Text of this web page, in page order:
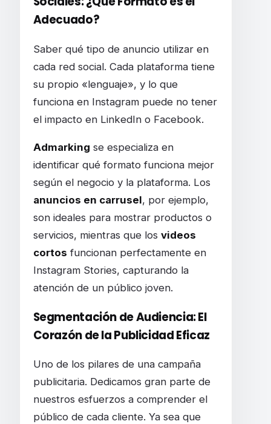
Adecuado?
Saber qué tipo de anuncio utilizar en
cada red social. Cada plataforma tiene
su propio «lenguaje», y lo que
funciona en Instagram puede no tener
el impacto en LinkedIn o Facebook.
Admarking se especializa en
identificar qué formato funciona mejor
según el negocio y la plataforma. Los
anuncios en carrusel, por ejemplo,
son ideales para mostrar productos o
servicios, mientras que los videos
cortos funcionan perfectamente en
Instagram Stories, capturando la
atención de un público joven.
Segmentación de Audiencia: El
Corazón de la Publicidad Eficaz
Uno de los pilares de una campaña
publicitaria. Dedicamos gran parte de
nuestros esfuerzos a comprender el
público de cada cliente. Ya sea que